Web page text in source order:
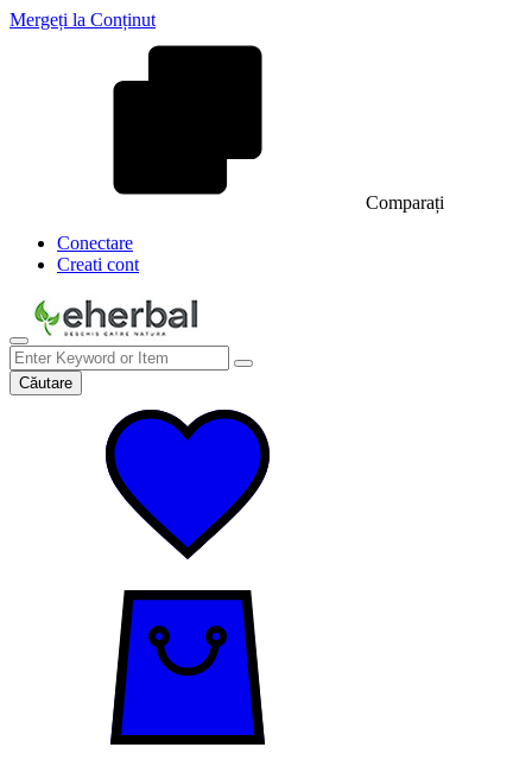
Mergeți la Conținut
Comparați
Conectare
Creati cont
Căutare